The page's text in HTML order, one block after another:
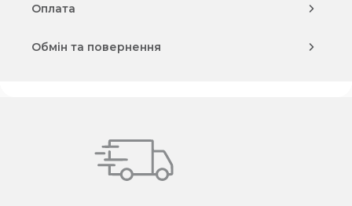
Оплата
Обмін та повернення